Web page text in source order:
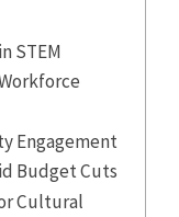
STEM
Engagement
Budget Cuts
Cultural